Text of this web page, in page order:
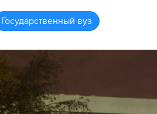
Государственный вуз